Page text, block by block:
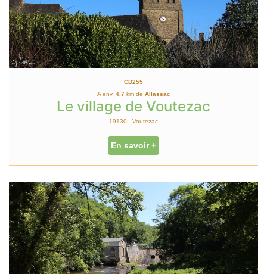
CD255
A env. 4.7km de Allassac
Le village de Voutezac
19130 - Voutezac
En savoir +